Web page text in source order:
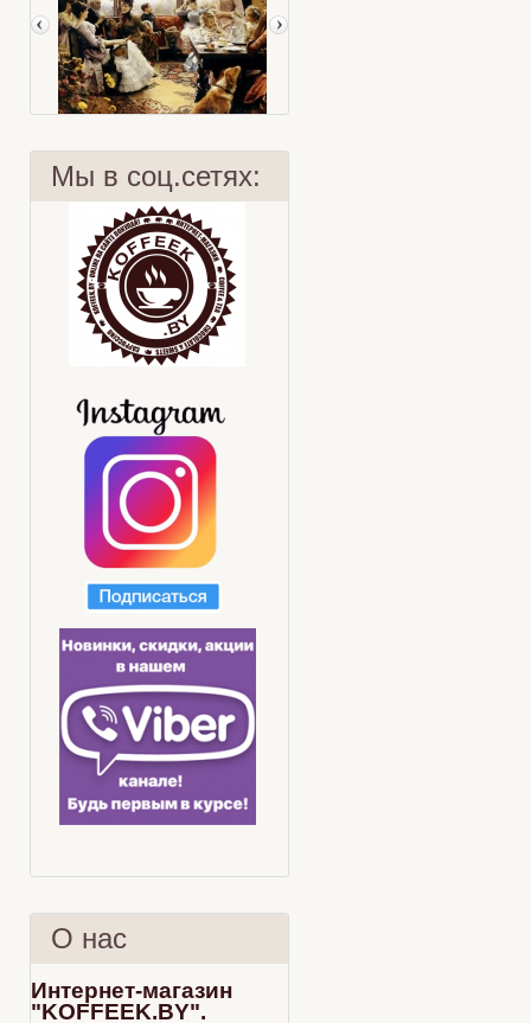
Five o'clock tea
Мы в соц.сетях:
О нас
Интернет-магазин
"KOFFEEK.BY".